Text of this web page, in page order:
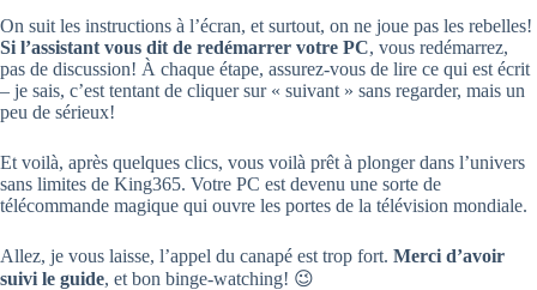
On suit les instructions à l’écran, et surtout, on ne joue pas les rebelles!
Si l’assistant vous dit de redémarrer votre PC, vous redémarrez,
pas de discussion! À chaque étape, assurez-vous de lire ce qui est écrit
– je sais, c’est tentant de cliquer sur « suivant » sans regarder, mais un
peu de sérieux!
Et voilà, après quelques clics, vous voilà prêt à plonger dans l’univers
sans limites de King365. Votre PC est devenu une sorte de
télécommande magique qui ouvre les portes de la télévision mondiale.
Allez, je vous laisse, l’appel du canapé est trop fort. Merci d’avoir
suivi le guide, et bon binge-watching! 😉